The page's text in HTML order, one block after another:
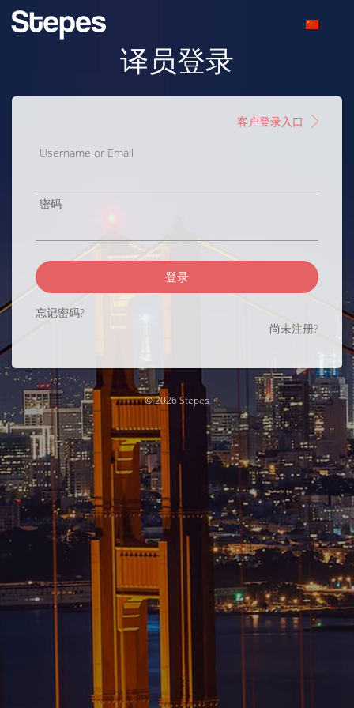
译员登录
客户登录入口
Username or Email
密码
登录
忘记密码?
尚未注册?
© 2026 Stepes